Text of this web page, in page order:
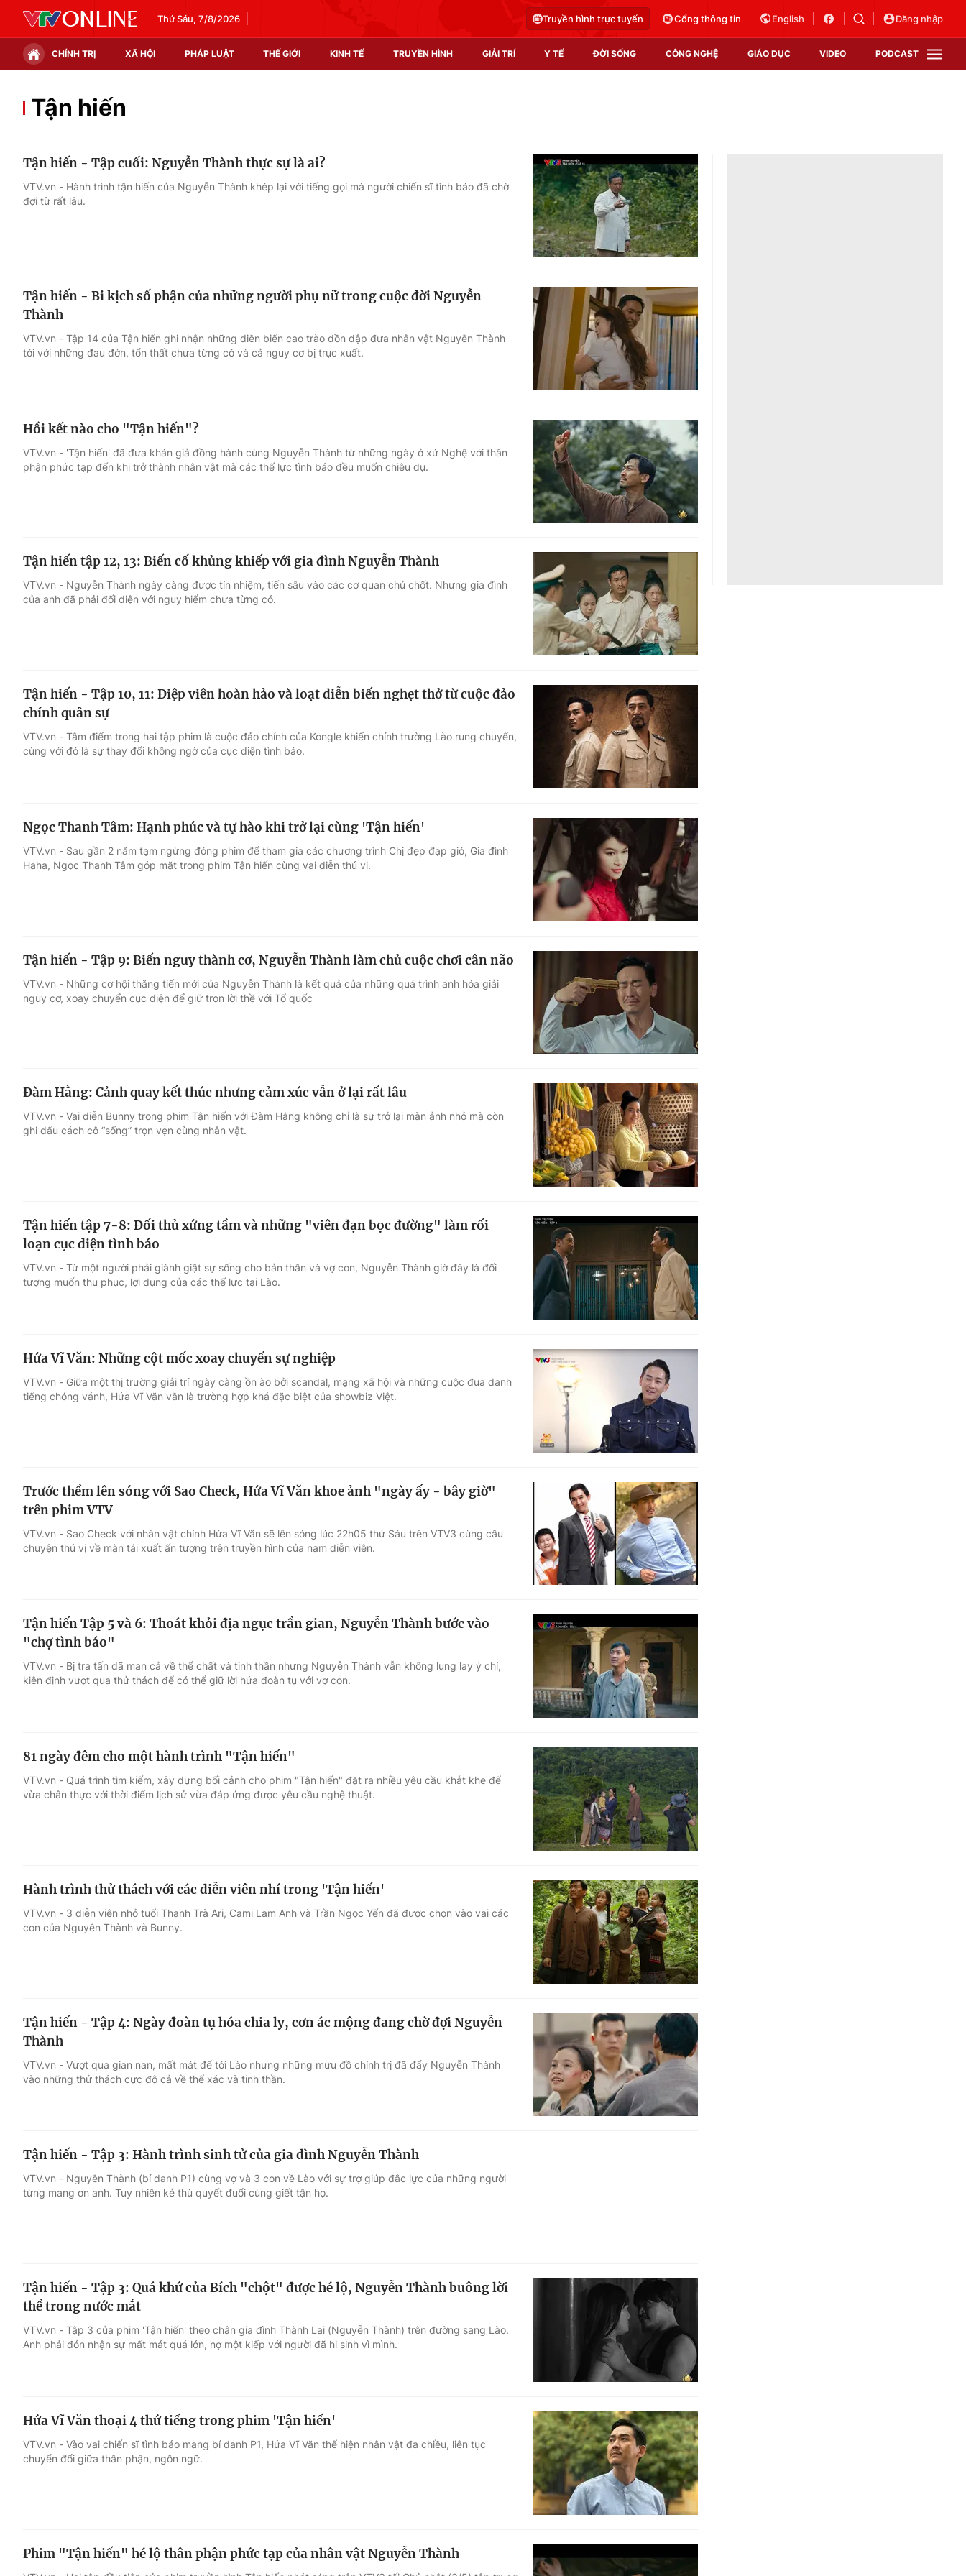
Thứ Sáu, 7/8/2026 Truyền hình trực tuyến Cổng thông tin English Đăng nhập
CHÍNH TRỊ XÃ HỘI PHÁP LUẬT THẾ GIỚI KINH TẾ TRUYỀN HÌNH GIẢI TRÍ Y TẾ ĐỜI SỐNG CÔNG NGHỆ GIÁO DỤC VIDEO PODCAST
Chính trị
Thế giới đó đây
Video
Shorts video
Podcast
EMagazine
Photo
Infographic
Góc ảnh
Điện ảnh
Âm nhạc
Sao
Làm đẹp
Chất lượng cuộc sống
Học trực tuyến
Công nghệ
Hitech Công nghệ tương lai
Sản phẩm
Thị trường
Tư vấn
VTV Sức khoẻ
Tận hiến
Tận hiến - Tập cuối: Nguyễn Thành thực sự là ai?
VTV.vn - Hành trình tận hiến của Nguyễn Thành khép lại với tiếng gọi mà người chiến sĩ tình báo đã chờ
đợi từ rất lâu.
Tận hiến - Bi kịch số phận của những người phụ nữ trong cuộc đời Nguyễn
Thành
VTV.vn - Tập 14 của Tận hiến ghi nhận những diễn biến cao trào dồn dập đưa nhân vật Nguyễn Thành
tới với những đau đớn, tổn thất chưa từng có và cả nguy cơ bị trục xuất.
Hồi kết nào cho "Tận hiến"?
VTV.vn - 'Tận hiến' đã đưa khán giả đồng hành cùng Nguyễn Thành từ những ngày ở xứ Nghệ với thân
phận phức tạp đến khi trở thành nhân vật mà các thế lực tình báo đều muốn chiêu dụ.
Tận hiến tập 12, 13: Biến cố khủng khiếp với gia đình Nguyễn Thành
VTV.vn - Nguyễn Thành ngày càng được tín nhiệm, tiến sâu vào các cơ quan chủ chốt. Nhưng gia đình
của anh đã phải đối diện với nguy hiểm chưa từng có.
Tận hiến - Tập 10, 11: Điệp viên hoàn hảo và loạt diễn biến nghẹt thở từ cuộc đảo
chính quân sự
VTV.vn - Tâm điểm trong hai tập phim là cuộc đảo chính của Kongle khiến chính trường Lào rung chuyển,
cùng với đó là sự thay đổi không ngờ của cục diện tình báo.
Ngọc Thanh Tâm: Hạnh phúc và tự hào khi trở lại cùng 'Tận hiến'
VTV.vn - Sau gần 2 năm tạm ngừng đóng phim để tham gia các chương trình Chị đẹp đạp gió, Gia đình
Haha, Ngọc Thanh Tâm góp mặt trong phim Tận hiến cùng vai diễn thú vị.
Tận hiến - Tập 9: Biến nguy thành cơ, Nguyễn Thành làm chủ cuộc chơi cân não
VTV.vn - Những cơ hội thăng tiến mới của Nguyễn Thành là kết quả của những quá trình anh hóa giải
nguy cơ, xoay chuyển cục diện để giữ trọn lời thề với Tổ quốc
Đàm Hằng: Cảnh quay kết thúc nhưng cảm xúc vẫn ở lại rất lâu
VTV.vn - Vai diễn Bunny trong phim Tận hiến với Đàm Hằng không chỉ là sự trở lại màn ảnh nhỏ mà còn
ghi dấu cách cô “sống” trọn vẹn cùng nhân vật.
Tận hiến tập 7-8: Đối thủ xứng tầm và những "viên đạn bọc đường" làm rối
loạn cục diện tình báo
VTV.vn - Từ một người phải giành giật sự sống cho bản thân và vợ con, Nguyễn Thành giờ đây là đối
tượng muốn thu phục, lợi dụng của các thế lực tại Lào.
Hứa Vĩ Văn: Những cột mốc xoay chuyển sự nghiệp
VTV.vn - Giữa một thị trường giải trí ngày càng ồn ào bởi scandal, mạng xã hội và những cuộc đua danh
tiếng chóng vánh, Hứa Vĩ Văn vẫn là trường hợp khá đặc biệt của showbiz Việt.
Trước thềm lên sóng với Sao Check, Hứa Vĩ Văn khoe ảnh "ngày ấy - bây giờ"
trên phim VTV
VTV.vn - Sao Check với nhân vật chính Hứa Vĩ Văn sẽ lên sóng lúc 22h05 thứ Sáu trên VTV3 cùng câu
chuyện thú vị về màn tái xuất ấn tượng trên truyền hình của nam diễn viên.
Tận hiến Tập 5 và 6: Thoát khỏi địa ngục trần gian, Nguyễn Thành bước vào
"chợ tình báo"
VTV.vn - Bị tra tấn dã man cả về thể chất và tinh thần nhưng Nguyễn Thành vẫn không lung lay ý chí,
kiên định vượt qua thử thách để có thể giữ lời hứa đoàn tụ với vợ con.
81 ngày đêm cho một hành trình "Tận hiến"
VTV.vn - Quá trình tìm kiếm, xây dựng bối cảnh cho phim "Tận hiến" đặt ra nhiều yêu cầu khắt khe để
vừa chân thực với thời điểm lịch sử vừa đáp ứng được yêu cầu nghệ thuật.
Hành trình thử thách với các diễn viên nhí trong 'Tận hiến'
VTV.vn - 3 diễn viên nhỏ tuổi Thanh Trà Ari, Cami Lam Anh và Trần Ngọc Yến đã được chọn vào vai các
con của Nguyễn Thành và Bunny.
Tận hiến - Tập 4: Ngày đoàn tụ hóa chia ly, cơn ác mộng đang chờ đợi Nguyễn
Thành
VTV.vn - Vượt qua gian nan, mất mát để tới Lào nhưng những mưu đồ chính trị đã đẩy Nguyễn Thành
vào những thử thách cực độ cả về thể xác và tinh thần.
Tận hiến - Tập 3: Hành trình sinh tử của gia đình Nguyễn Thành
VTV.vn - Nguyễn Thành (bí danh P1) cùng vợ và 3 con về Lào với sự trợ giúp đắc lực của những người
từng mang ơn anh. Tuy nhiên kẻ thù quyết đuổi cùng giết tận họ.
Tận hiến - Tập 3: Quá khứ của Bích "chột" được hé lộ, Nguyễn Thành buông lời
thề trong nước mắt
VTV.vn - Tập 3 của phim 'Tận hiến' theo chân gia đình Thành Lai (Nguyễn Thành) trên đường sang Lào.
Anh phải đón nhận sự mất mát quá lớn, nợ một kiếp với người đã hi sinh vì mình.
Hứa Vĩ Văn thoại 4 thứ tiếng trong phim 'Tận hiến'
VTV.vn - Vào vai chiến sĩ tình báo mang bí danh P1, Hứa Vĩ Văn thể hiện nhân vật đa chiều, liên tục
chuyển đổi giữa thân phận, ngôn ngữ.
Phim "Tận hiến" hé lộ thân phận phức tạp của nhân vật Nguyễn Thành